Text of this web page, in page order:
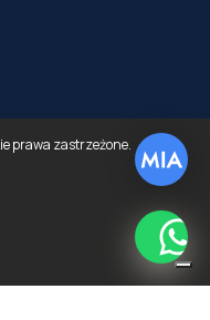
prawa zastrzeżone.